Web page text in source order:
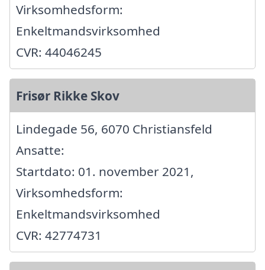
Virksomhedsform:
Enkeltmandsvirksomhed
CVR: 44046245
Frisør Rikke Skov
Lindegade 56, 6070 Christiansfeld
Ansatte:
Startdato: 01. november 2021,
Virksomhedsform:
Enkeltmandsvirksomhed
CVR: 42774731